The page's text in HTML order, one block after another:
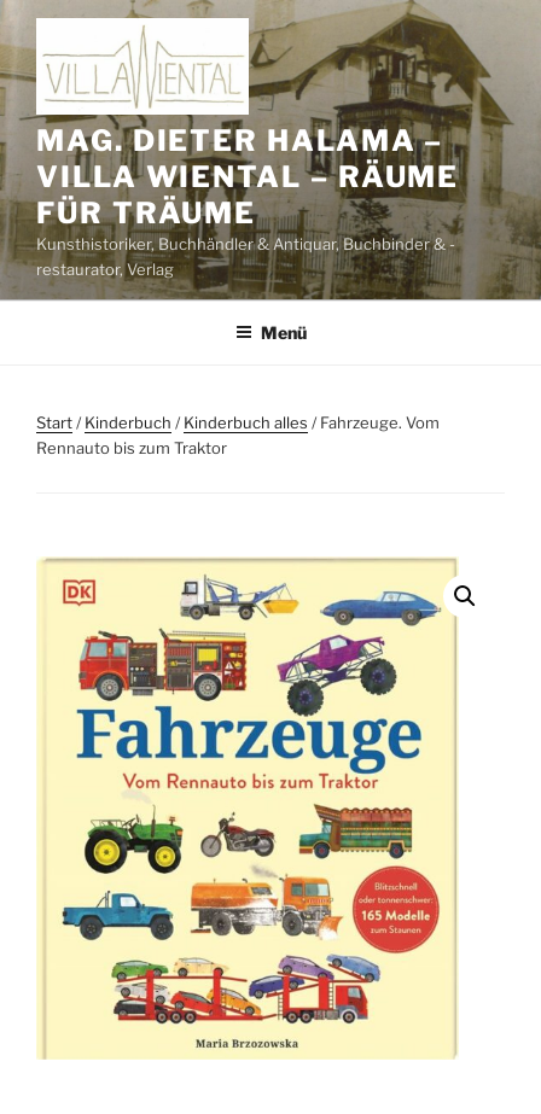
Zum
Inhalt
springen
MAG. DIETER HALAMA –
VILLA WIENTAL – RÄUME
FÜR TRÄUME
Kunsthistoriker, Buchhändler & Antiquar, Buchbinder & -
restaurator, Verlag
Menü
Start/Kinderbuch /Kinderbuch alles / Fahrzeuge. Vom
Rennauto bis zum Traktor